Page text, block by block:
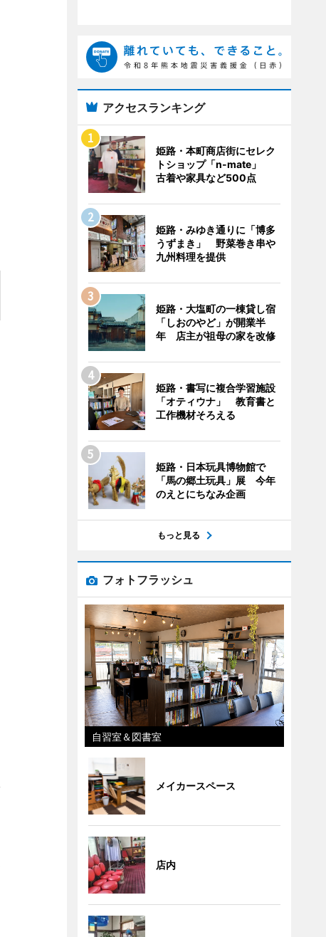
アクセスランキング
姫路・本町商店街にセレク
トショップ「n-mate」
古着や家具など500点
姫路・みゆき通りに「博多
うずまき」 野菜巻き串や
九州料理を提供
姫路・大塩町の一棟貸し宿
「しおのやど」が開業半
年 店主が祖母の家を改修
姫路・書写に複合学習施設
「オティウナ」 教育書と
工作機材そろえる
姫路・日本玩具博物館で
「馬の郷土玩具」展 今年
のえとにちなみ企画
もっと見る
フォトフラッシュ
自習室＆図書室
メイカースペース
店内